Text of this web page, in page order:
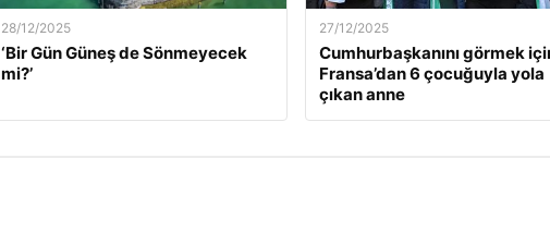
28/12/2025
‘Bir Gün Güneş de Sönmeyecek
mi?’
27/12/2025
Cumhurbaşkanını görmek
Fransa’dan 6 çocuğuyla yola
çıkan anne